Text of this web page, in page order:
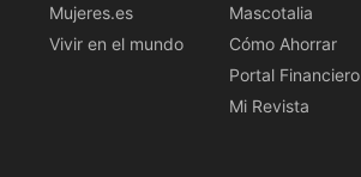
Mujeres.es
Vivir en el mundo
Mascotalia
Cómo Ahorrar
Portal Financiero
Mi Revista